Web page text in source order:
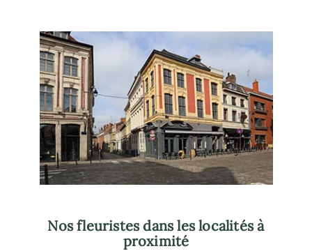
Nos fleuristes dans les localités à
proximité